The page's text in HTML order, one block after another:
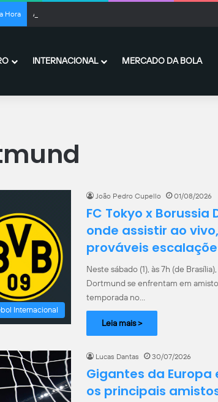
Hora Adailton projeta nova temporada pelo Yokohama FC
INTERNACIONAL MERCADO DA BOLA
Internacional
João Pedro Cupello 01/08/2026
FC Tokyo x Borussia
onde assistir ao
prováveis
Neste sábado (1), às 7h (de
Dortmund se enfrentam em
temporada no…
Leia mais >
Lucas Dantas 30/07/2026
Gigantes da Europa
os principais